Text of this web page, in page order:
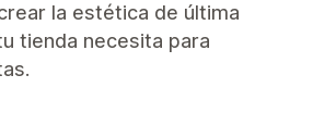
la estética de última
tienda necesita para